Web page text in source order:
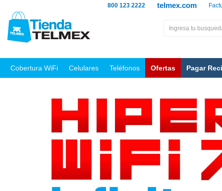
telmex.com
800 123 2222
Cobertura WiFi Celulares Teléfonos Ofertas Pagar